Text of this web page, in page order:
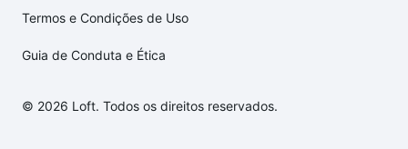
Termos e Condições de Uso
Guia de Conduta e Ética
© 2026 Loft. Todos os direitos reservados.